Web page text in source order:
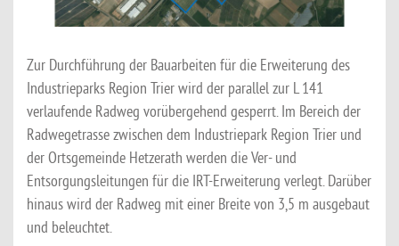
Zur Durchführung der Bauarbeiten für die Erweiterung des
Industrieparks Region Trier wird der parallel zur L 141
verlaufende Radweg vorübergehend gesperrt. Im Bereich der
Radwegetrasse zwischen dem Industriepark Region Trier und
der Ortsgemeinde Hetzerath werden die Ver- und
Entsorgungsleitungen für die IRT-Erweiterung verlegt. Darüber
hinaus wird der Radweg mit einer Breite von 3,5 m ausgebaut
und beleuchtet.